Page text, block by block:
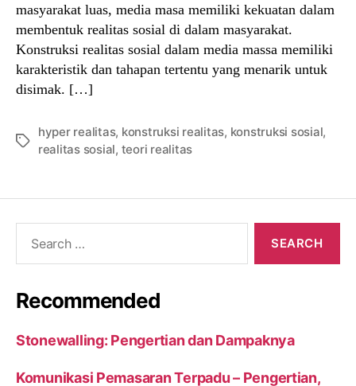
masyarakat luas, media masa memiliki kekuatan dalam
membentuk realitas sosial di dalam masyarakat.
Konstruksi realitas sosial dalam media massa memiliki
karakteristik dan tahapan tertentu yang menarik untuk
disimak. […]
Tags
hyper realitas, konstruksi realitas, konstruksi sosial,
realitas sosial, teori realitas
Recommended
Stonewalling: Pengertian dan Dampaknya
Komunikasi Pemasaran Terpadu – Pengertian,